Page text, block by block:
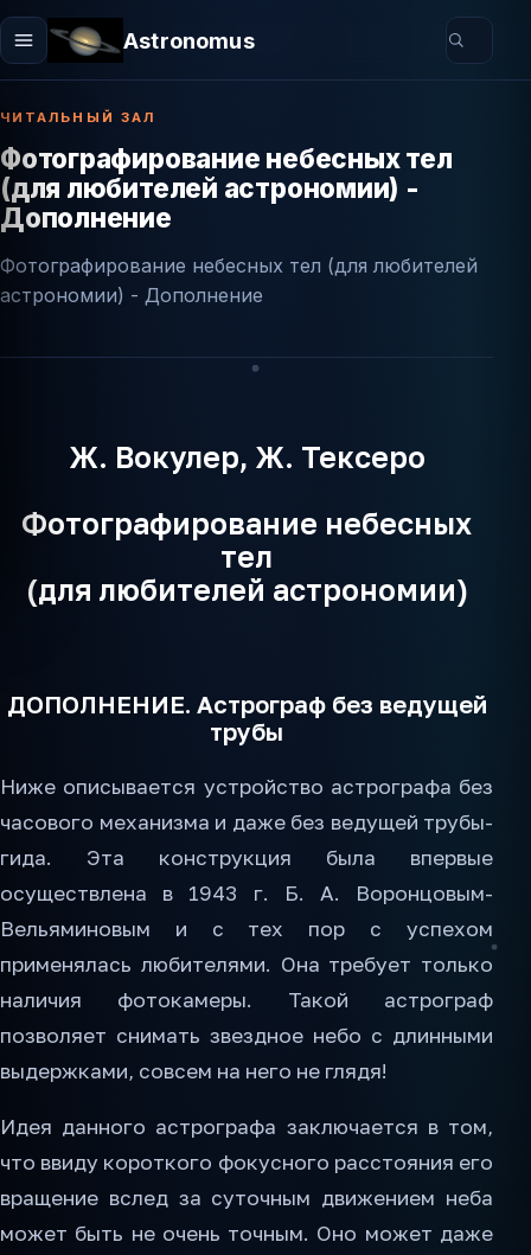
Astronomus
ЧИТАЛЬНЫЙ ЗАЛ
Фотографирование небесных тел
(для любителей астрономии) -
Дополнение
Фотографирование небесных тел (для любителей
астрономии) - Дополнение
Ж. Вокулер, Ж. Тексеро
Фотографирование небесных
тел
(для любителей астрономии)
ДОПОЛНЕНИЕ. Астрограф без ведущей
трубы
Ниже описывается устройство астрографа без
часового механизма и даже без ведущей трубы-
гида. Эта конструкция была впервые
осуществлена в 1943 г. Б. А. Воронцовым-
Вельяминовым и с тех пор с успехом
применялась любителями. Она требует только
наличия фотокамеры. Такой астрограф
позволяет снимать звездное небо с длинными
выдержками, совсем на него не глядя!
Идея данного астрографа заключается в том,
что ввиду короткого фокусного расстояния его
вращение вслед за суточным движением неба
может быть не очень точным. Оно может даже